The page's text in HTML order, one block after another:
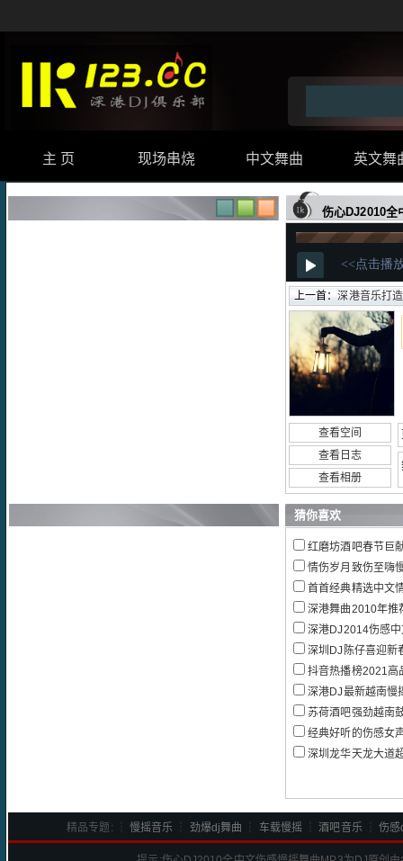
主 页 现场串烧 中文舞曲 英文舞
伤心DJ2010全
上一首：深港音乐打造
查看空间
查看日志
查看相册
猜你喜欢
红磨坊酒吧春节巨
情伤岁月致伤至嗨
首首经典精选中文
深港舞曲2010年推
深港DJ2014伤感中
深圳DJ陈仔喜迎新春大团圆
抖音热播榜2021高品质流
深港DJ最新越南慢摇
苏荷酒吧强劲越南
经典好听的伤感女
深圳龙华天龙大道超嗨
精品专题: ┆ 慢摇音乐 劲爆dj舞曲 车载慢摇 ┆酒吧音乐┆伤感